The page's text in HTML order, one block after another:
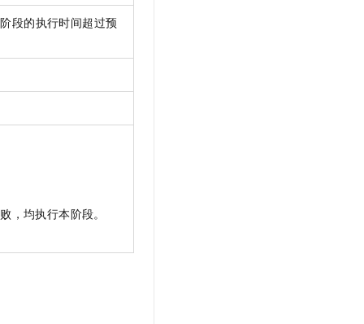
段的执行时间超过预
，均执行本阶段。